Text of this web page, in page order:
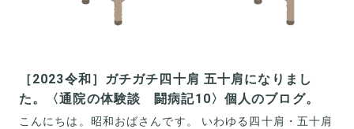
［2023令和］ガチガチ四十肩 五十肩になりまし
た。〈通院の体験談 闘病記10〉個人のブログ。
こんにちは。昭和おばさんです。 いわゆる四十肩・五十肩